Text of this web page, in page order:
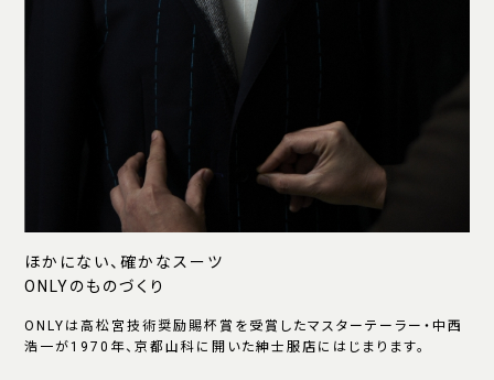
ほかにない、確かなスーツ
ONLYのものづくり
ONLYは高松宮技術奨励賜杯賞を受賞したマスターテーラー・中西
浩一が1970年、京都山科に開いた紳士服店にはじまります。